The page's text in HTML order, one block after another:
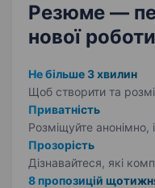
Резюме —
нової роботи
Не більше 3 хвилин
Щоб створити та
Приватність
Розміщуйте анонімно,
Прозорість
Дізнавайтеся, які
8 пропозицій